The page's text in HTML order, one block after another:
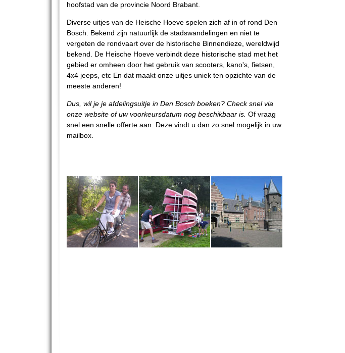
hoofstad van de provincie Noord Brabant.
Diverse uitjes van de Heische Hoeve spelen zich af in of rond Den
Bosch. Bekend zijn natuurlijk de stadswandelingen en niet te
vergeten de rondvaart over de historische Binnendieze, wereldwijd
bekend. De Heische Hoeve verbindt deze historische stad met het
gebied er omheen door het gebruik van scooters, kano's, fietsen,
4x4 jeeps, etc En dat maakt onze uitjes uniek ten opzichte van de
meeste anderen!
Dus, wil je je afdelingsuitje in Den Bosch boeken? Check snel via
onze website of uw voorkeursdatum nog beschikbaar is. Of vraag
snel een snelle offerte aan. Deze vindt u dan zo snel mogelijk in uw
mailbox.